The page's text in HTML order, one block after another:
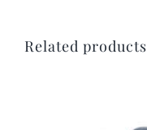
Related products